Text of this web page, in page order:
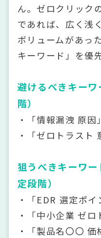
ん。ゼロクリック
であれば、広く浅
ボリュームがあっ
キーワード」を優
避けるべきキー
階）
・「情報漏洩 原因」
・「ゼロトラスト
狙うべきキーワ
定段階）
・「EDR 選定ポイ
・「中小企業 ゼロ
・「製品名〇〇 価